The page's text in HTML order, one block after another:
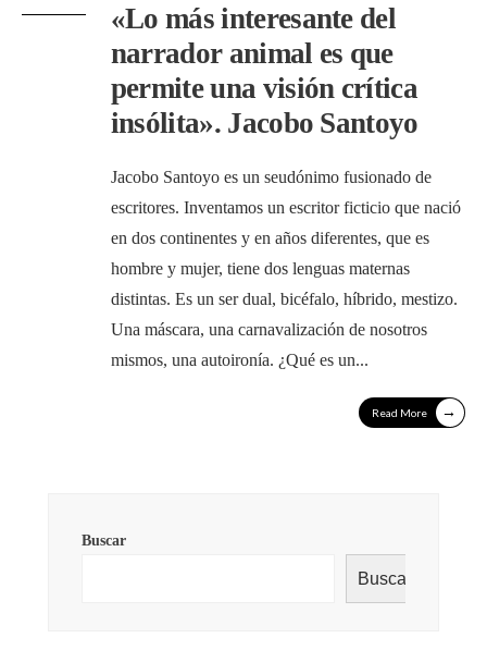
«Lo más interesante del
narrador animal es que
permite una visión crítica
insólita». Jacobo Santoyo
Jacobo Santoyo es un seudónimo fusionado de
escritores. Inventamos un escritor ficticio que nació
en dos continentes y en años diferentes, que es
hombre y mujer, tiene dos lenguas maternas
distintas. Es un ser dual, bicéfalo, híbrido, mestizo.
Una máscara, una carnavalización de nosotros
mismos, una autoironía. ¿Qué es un...
Read More →
Buscar
Buscar